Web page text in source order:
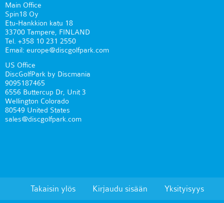
Main Office
Spin18 Oy
Etu-Hankkion katu 18
33700 Tampere, FINLAND
Tel. +358 10 231 2550
Email: europe@discgolfpark.com
US Office
DiscGolfPark by Discmania
9095187465
6556 Buttercup Dr, Unit 3
Wellington Colorado
80549 United States
sales@discgolfpark.com
Takaisin ylös Kirjaudu sisään Yksityisyys